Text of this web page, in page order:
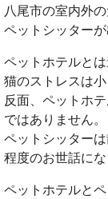
八尾市の室内外
ペットシッター
ペットホテルと
猫のストレスは小
反面、ペットホ
ではありません。
ペットシッター
程度のお世話にな
ペットホテルと